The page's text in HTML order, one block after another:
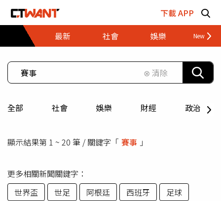
下載 APP
最新
社會 娛樂 財經
⊗ 清除
全部 社會 娛樂 財經 政治
顯示結果第 1 ~ 20 筆 / 關鍵字「 賽事 」
更多相關新聞關鍵字：
世界盃
世足 阿根廷 西班牙 足球